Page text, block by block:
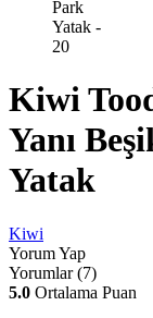
Kiwi
Yanı
Yatak
Kiwi
Yorum Yap
Yorumlar (7)
5.0 Ortalama Puan